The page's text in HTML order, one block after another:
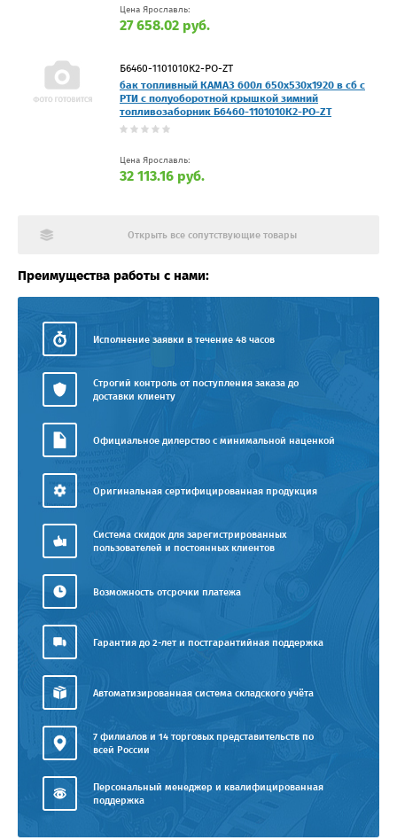
Цена Ярославль:
27 658.02 руб.
Б6460-1101010К2-PO-ZT
бак топливный КАМАЗ 600л 650х530х1920 в сб с
РТИ с полуоборотной крышкой зимний
топливозаборник Б6460-1101010К2-PO-ZT
Цена Ярославль:
32 113.16 руб.
Открыть все сопутствующие товары
Преимущества работы с нами:
Исполнение заявки в течение 48 часов
Строгий контроль от поступления заказа до
доставки клиенту
Официальное дилерство с минимальной наценкой
Оригинальная сертифицированная продукция
Система скидок для зарегистрированных
пользователей и постоянных клиентов
Возможность отсрочки платежа
Гарантия до 2-лет и постгарантийная поддержка
Автоматизированная система складского учёта
7 филиалов и 14 торговых представительств по
всей России
Персональный менеджер и квалифицированная
поддержка